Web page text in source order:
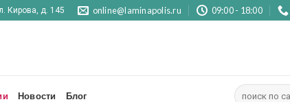
Кирова, д. 145 online@laminapolis.ru 09:00 - 18:00
Новости Блог
Искать: